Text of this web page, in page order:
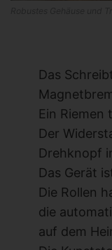
Das
Ein Riemen
Der
Drehknopf
Das Gerät
Die Rollen
die
auf dem